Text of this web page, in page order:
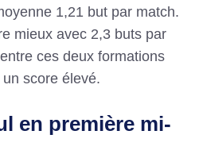
1,21 but par match.
mieux avec 2,3 buts par
ces deux formations
score élevé.
en première mi-